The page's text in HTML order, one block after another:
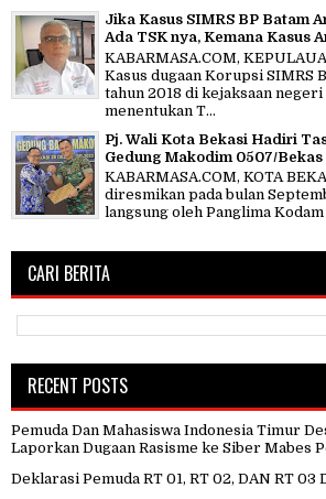
Jika Kasus SIMRS BP Batam
Ada TSK nya, Kemana Kasus
KABARMASA.COM,
Kasus dugaan Korupsi SIMRS
tahun 2018 di kejaksaan negeri
menentukan T...
Pj. Wali Kota Bekasi Hadiri
Gedung Makodim 0507/Bekas
KABARMASA.COM, KOTA
diresmikan pada bulan
langsung oleh Panglima Kodam
CARI BERITA
RECENT POSTS
Pemuda Dan Mahasiswa Indonesia Timur
Laporkan Dugaan Rasisme ke Siber Mabes
Deklarasi Pemuda RT 01, RT 02, DAN RT 03